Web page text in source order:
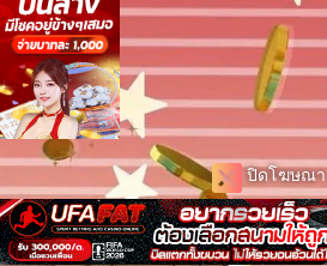
ปิดโฆษณา